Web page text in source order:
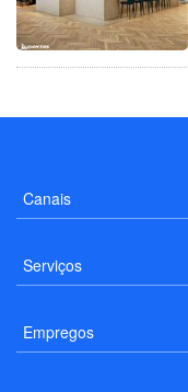
Canais
Serviços
Empregos